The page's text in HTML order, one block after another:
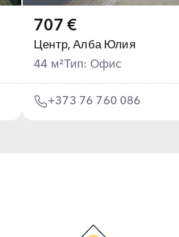
707 €
Центр, Алба Юлия
44 м²Тип: Офис
+373 76 760 086